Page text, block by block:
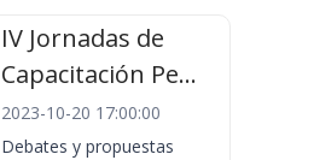
IV Jornadas de
Capacitación Pe...
2023-10-20 17:00:00
Debates y propuestas